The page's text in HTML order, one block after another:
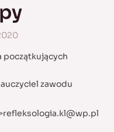
początkujących
zawodu
refleksologia.kl@wp.pl